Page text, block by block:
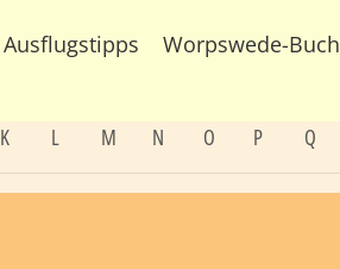
Ausflugstipps Worpswede-Buch
K L M N O P Q